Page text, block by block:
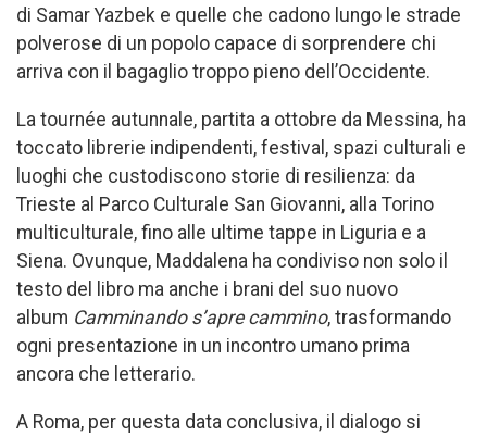
di Samar Yazbek e quelle che cadono lungo le strade
polverose di un popolo capace di sorprendere chi
arriva con il bagaglio troppo pieno dell’Occidente.
La tournée autunnale, partita a ottobre da Messina, ha
toccato librerie indipendenti, festival, spazi culturali e
luoghi che custodiscono storie di resilienza: da
Trieste al Parco Culturale San Giovanni, alla Torino
multiculturale, fino alle ultime tappe in Liguria e a
Siena. Ovunque, Maddalena ha condiviso non solo il
testo del libro ma anche i brani del suo nuovo
album Camminando s’apre cammino, trasformando
ogni presentazione in un incontro umano prima
ancora che letterario.
A Roma, per questa data conclusiva, il dialogo si